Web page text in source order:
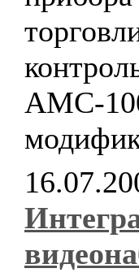
АМС-